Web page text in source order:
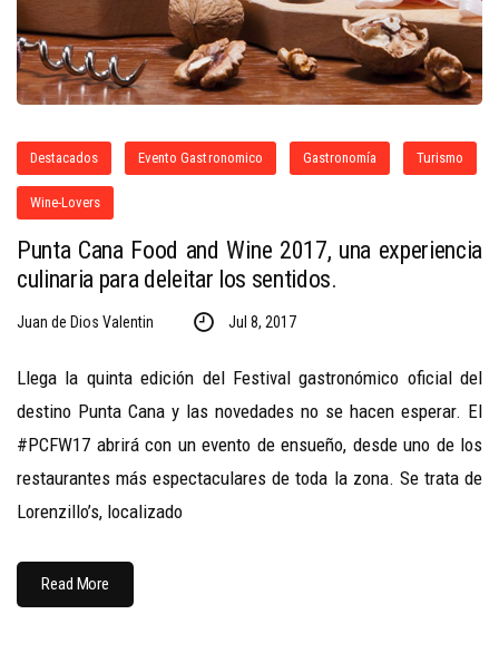
Destacados Evento Gastronomico Gastronomía Turismo
Wine-Lovers
Punta Cana Food and Wine 2017, una experiencia
culinaria para deleitar los sentidos.
Juan de Dios Valentin Jul 8, 2017
Llega la quinta edición del Festival gastronómico oficial del
destino Punta Cana y las novedades no se hacen esperar. El
#PCFW17 abrirá con un evento de ensueño, desde uno de los
restaurantes más espectaculares de toda la zona. Se trata de
Lorenzillo’s, localizado
Read More